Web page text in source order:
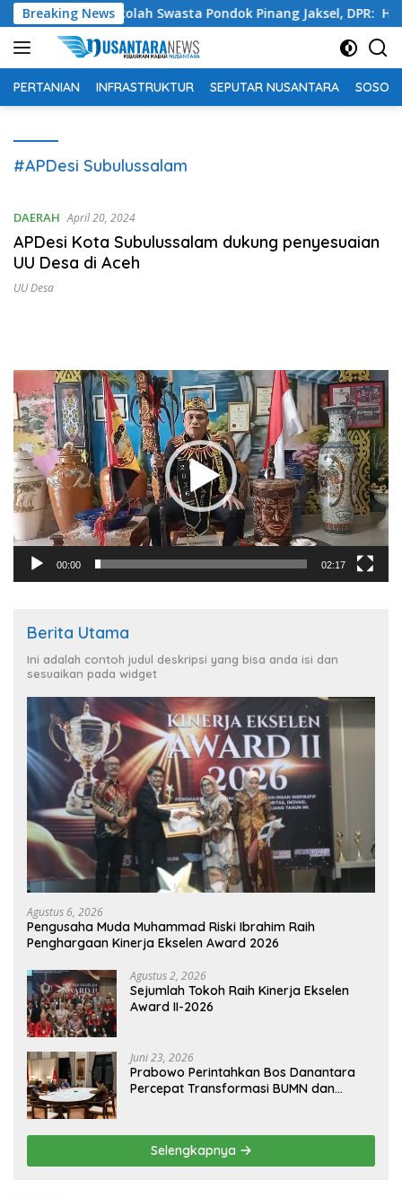
Langsung
ke
konten
Breaking News
di Sekolah Swasta Pondok Pinang Jaksel, DPR: Harus
PERTANIAN INFRASTRUKTUR SEPUTAR NUSANTARA SOSOK
#APDesi Subulussalam
DAERAH April 20, 2024
APDesi Kota Subulussalam dukung penyesuaian
UU Desa di Aceh
UU Desa
Pemutar
Video
00:00 02:17
Berita Utama
Ini adalah contoh judul deskripsi yang bisa anda isi dan
sesuaikan pada widget
Agustus 6, 2026
Pengusaha Muda Muhammad Riski Ibrahim Raih
Penghargaan Kinerja Ekselen Award 2026
Agustus 2, 2026
Sejumlah Tokoh Raih Kinerja Ekselen
Award II-2026
Juni 23, 2026
Prabowo Perintahkan Bos Danantara
Percepat Transformasi BUMN dan
Selengkapnya